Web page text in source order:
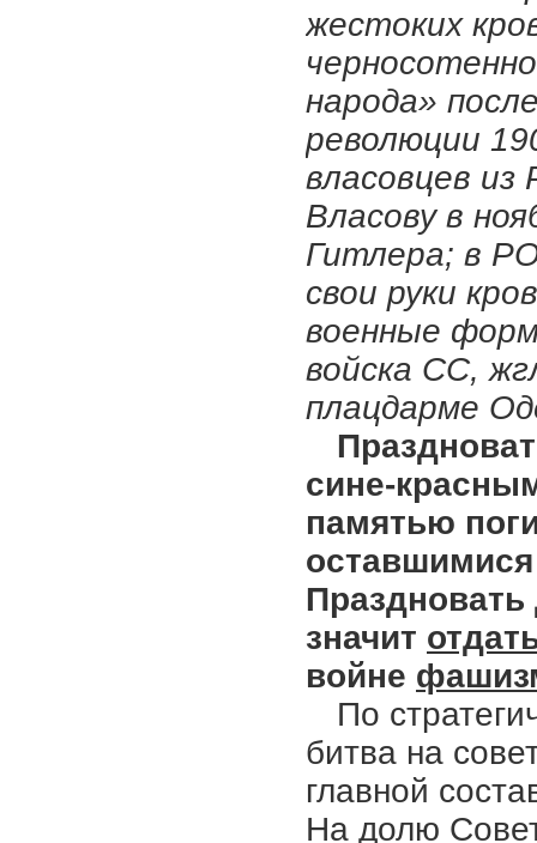
жестоких
народа»
революции
власовцев
Власову в
Гитлера; в
свои руки
военные
войска СС,
плацдарме
сине-
памятью
значит
войне
По
битва на
главной
На долю